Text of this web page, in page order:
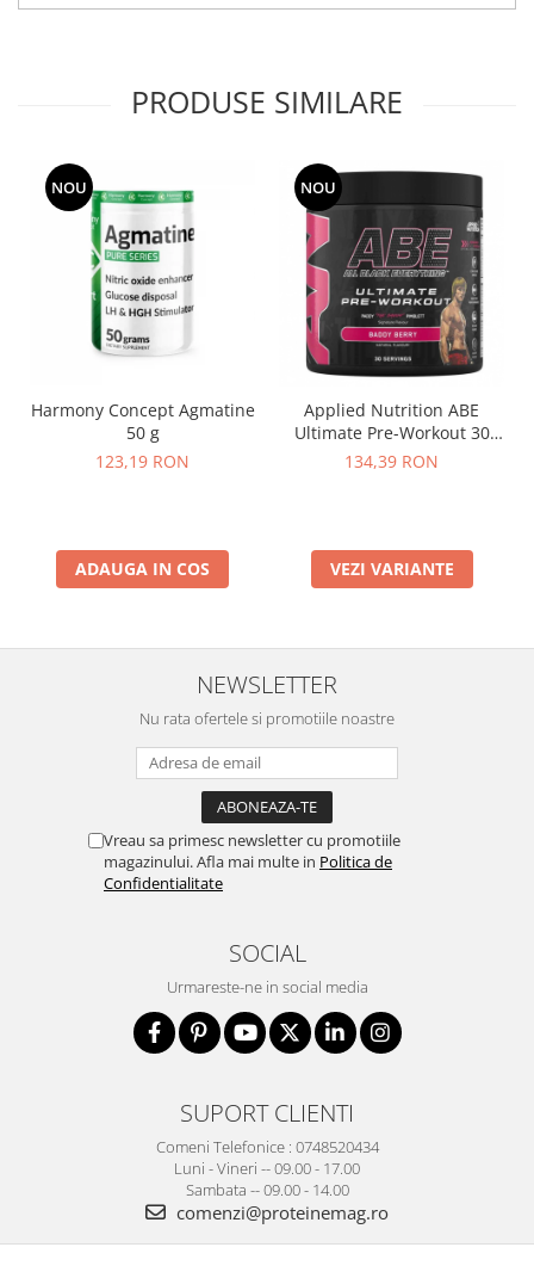
PRODUSE SIMILARE
NOU
Harmony Concept Agmatine
50 g
123,19 RON
ADAUGA IN COS
NOU
Applied Nutrition ABE
Ultimate Pre-Workout 30
serv
134,39 RON
VEZI VARIANTE
NEWSLETTER
Nu rata ofertele si promotiile noastre
Vreau sa primesc newsletter cu promotiile
magazinului. Afla mai multe in Politica de
Confidentialitate
SOCIAL
Urmareste-ne in social media
SUPORT CLIENTI
Comeni Telefonice : 0748520434
Luni - Vineri -- 09.00 - 17.00
Sambata -- 09.00 - 14.00
comenzi@proteinemag.ro